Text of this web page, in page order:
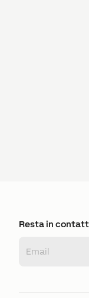
Resta in